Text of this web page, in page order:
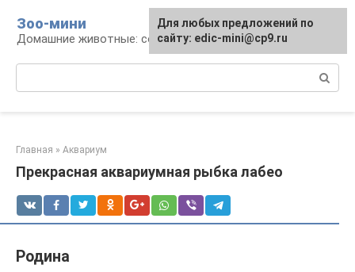
контенту
Зоо-мини
Домашние животные: содержание и уход
Главная » Аквариум
Прекрасная аквариумная рыбка лабео
Родина
Для любых предложений по
сайту: edic-mini@cp9.ru